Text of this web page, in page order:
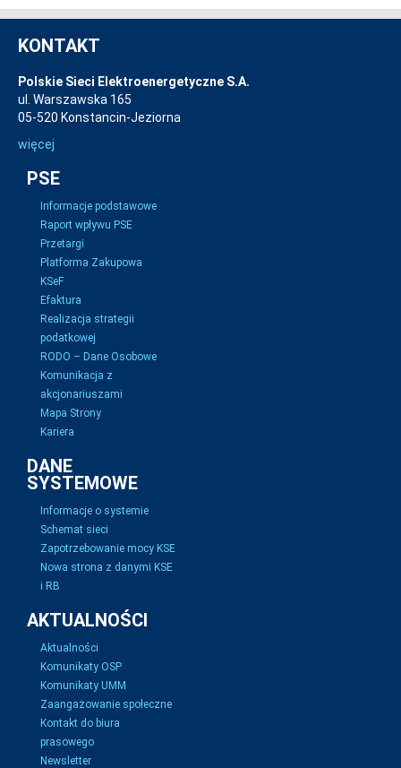
KONTAKT
Polskie Sieci Elektroenergetyczne S.A.
ul. Warszawska 165
05-520 Konstancin-Jeziorna
więcej
PSE
Informacje podstawowe
Raport wpływu PSE
Przetargi
Platforma Zakupowa
KSeF
Efaktura
Realizacja strategii
podatkowej
RODO – Dane Osobowe
Komunikacja z
akcjonariuszami
Mapa Strony
Kariera
DANE
SYSTEMOWE
Informacje o systemie
Schemat sieci
Zapotrzebowanie mocy KSE
Nowa strona z danymi KSE
i RB
AKTUALNOŚCI
Aktualności
Komunikaty OSP
Komunikaty UMM
Zaangażowanie społeczne
Kontakt do biura
prasowego
Newsletter